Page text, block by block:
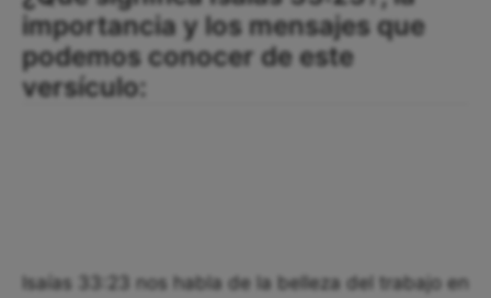
importancia y los mensajes que
podemos conocer de este
versículo:
Isaías 33:23 nos habla de la belleza del trabajo en